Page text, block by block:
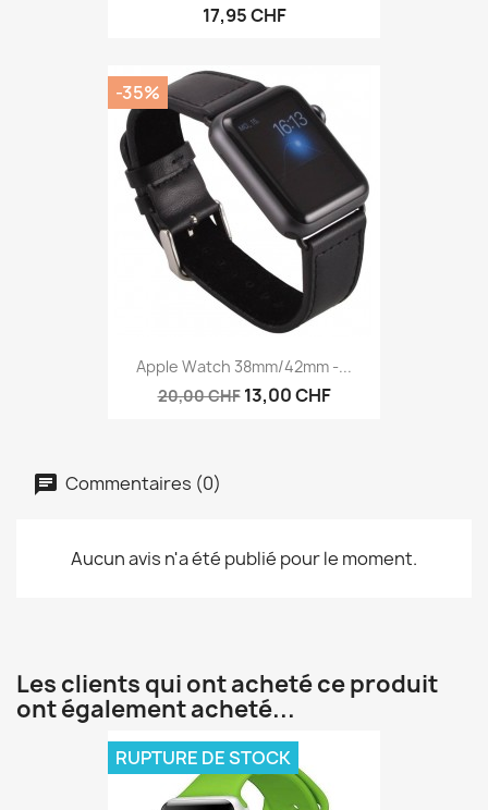
17,95 CHF
Apple Watch 38mm/42mm -...
20,00 CHF 13,00 CHF
-35%
Commentaires (0)
Aucun avis n'a été publié pour le moment.
Les clients qui ont acheté ce produit
ont également acheté...
RUPTURE DE STOCK